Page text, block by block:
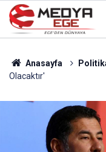
Anasayfa
Olacaktır'